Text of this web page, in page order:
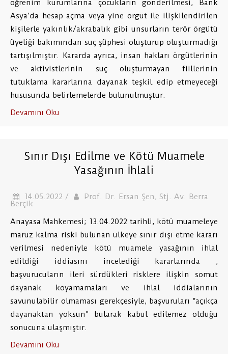
öğrenim kurumlarına çocukların gönderilmesi, Bank
Asya’da hesap açma veya yine örgüt ile ilişkilendirilen
kişilerle yakınlık/akrabalık gibi unsurların terör örgütü
üyeliği bakımından suç şüphesi oluşturup oluşturmadığı
tartışılmıştır. Kararda ayrıca, insan hakları örgütlerinin
ve aktivistlerinin suç oluşturmayan fiillerinin
tutuklama kararlarına dayanak teşkil edip etmeyeceği
hususunda belirlemelerde bulunulmuştur.
Devamını Oku
Sınır Dışı Edilme ve Kötü Muamele
Yasağının İhlali
14.05.2022 / Prof. Dr. Ersan Şen, Stj. Av. Berra
Berçik
Anayasa Mahkemesi; 13.04.2022 tarihli, kötü muameleye
maruz kalma riski bulunan ülkeye sınır dışı etme kararı
verilmesi nedeniyle kötü muamele yasağının ihlal
edildiği iddiasını incelediği kararlarında ,
başvurucuların ileri sürdükleri risklere ilişkin somut
dayanak koyamamaları ve ihlal iddialarının
savunulabilir olmaması gerekçesiyle, başvuruları “açıkça
dayanaktan yoksun” bularak kabul edilemez olduğu
sonucuna ulaşmıştır.
Devamını Oku